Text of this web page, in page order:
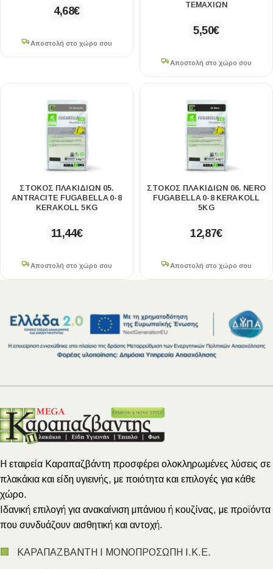
4,68€
Αποστολή στο χώρο σου
ΤΕΜΑΧΙΩΝ
5,50€
Αποστολή στο χώρο σου
ΣΤΟΚΟΣ ΠΛΑΚΙΔΙΩΝ 05.
ANTRACITE FUGABELLA 0-8
KERAKOLL 5KG
11,44€
Αποστολή στο χώρο σου
ΣΤΟΚΟΣ ΠΛΑΚΙΔΙΩΝ 06. NERO
FUGABELLA 0-8 KERAKOLL
5KG
12,87€
Αποστολή στο χώρο σου
Η εταιρεία Καραπαζβάντη προσφέρει ολοκληρωμένες λύσεις σε
πλακάκια και είδη υγιεινής, με ποιότητα και επιλογές για κάθε
χώρο.
Ιδανική επιλογή για ανακαίνιση μπάνιου ή κουζίνας, με προϊόντα
που συνδυάζουν αισθητική και αντοχή.
🏢 ΚΑΡΑΠΑΖΒΑΝΤΗ Ι ΜΟΝΟΠΡΟΣΩΠΗ Ι.Κ.Ε.